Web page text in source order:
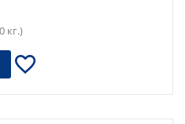
кг.)